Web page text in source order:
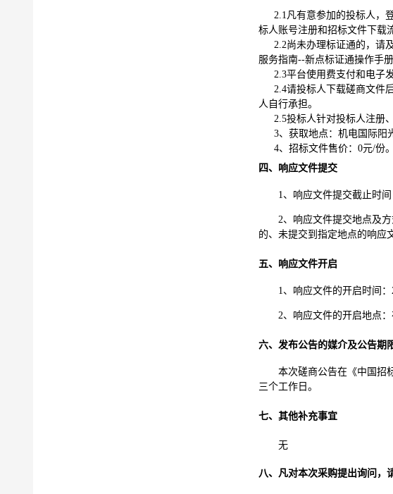
2.1凡有意参加的投标人，
标人账号注册和招标文件下载
2.2尚未办理标证通的，请
服务指南--新点标证通操作手
2.3平台使用费支付和电子
2.4请投标人下载磋商文件
人自行承担。
2.5投标人针对投标人注册
3、获取地点：机电国际阳
4、招标文件售价：0元/份。
四、响应文件提交
1、响应文件提交截止时间
2、响应文件提交地点及
的、未提交到指定地点的响应
五、响应文件开启
1、响应文件的开启时间：
2、响应文件的开启地点
六、发布公告的媒介及公告期
本次磋商公告在 《中国招
三个工作日。
七、 其他补充事宜
无
八、凡对本次采购提出询问，